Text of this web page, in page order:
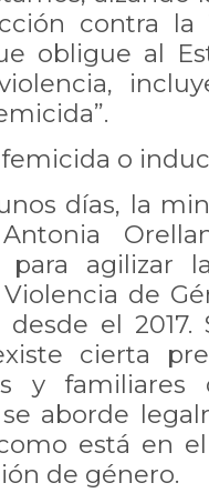
contra la
obligue al
o
días, la
Antonia
para agilizar
de
desde el
cierta
y
aborde
está en
de género.